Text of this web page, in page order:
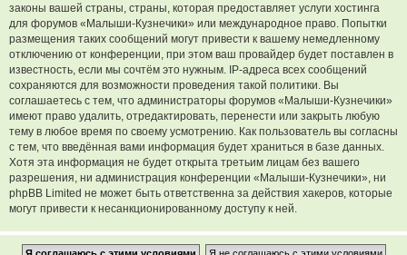
законы вашей страны, страны, которая предоставляет услуги хостинга
для форумов «Малыши-Кузнечики» или международное право. Попытки
размещения таких сообщений могут привести к вашему немедленному
отключению от конференции, при этом ваш провайдер будет поставлен в
известность, если мы сочтём это нужным. IP-адреса всех сообщений
сохраняются для возможности проведения такой политики. Вы
соглашаетесь с тем, что администраторы форумов «Малыши-Кузнечики»
имеют право удалить, отредактировать, перенести или закрыть любую
тему в любое время по своему усмотрению. Как пользователь вы согласны
с тем, что введённая вами информация будет храниться в базе данных.
Хотя эта информация не будет открыта третьим лицам без вашего
разрешения, ни администрация конференции «Малыши-Кузнечики», ни
phpBB Limited не может быть ответственна за действия хакеров, которые
могут привести к несанкционированному доступу к ней.